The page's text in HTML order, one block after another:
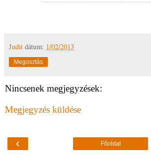
Judit dátum: 1/02/2013
Megosztás
Nincsenek megjegyzések:
Megjegyzés küldése
‹ Főoldal